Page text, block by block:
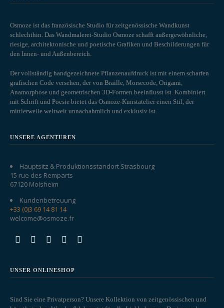
Osmoze ist das französische Studio für zeitgenössische Wandkunst
schlechthin. Das Wandmalerei-Studio Osmoze schafft außergewöhnliche,
riesige, architektonische und poetische Grafiken und Beschilderungen für
den Innen- und Außenbereich.
Der vollständig handgezeichnete Pflanzenaufdruck ist mit einem scharfen
grafischen Code versehen, der von Braille, Morsecode, Origami,
Anamorphose und geometrischen 3D-Formen beeinflusst ist. Kombiniert
mit Schrift und Poesie bietet das Osmoze-Kunstatelier einen Stil, der
mittlerweile weltweit unnachahmlich und exklusiv ist.
UNSERE AGENTUREN
Hauptsitz & Produktionsstandort Strasbourg
15 rue des Remparts
67120 Molsheim
Kundenbetreuung
+33 (0)3 69 14 81 14
welcome@osmoze.fr
UNSER ONLINESHOP
Sind Sie eine Privatperson? Unsere Kollektion von zeitgenössischen und